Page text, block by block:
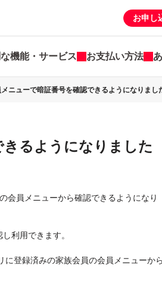
お申し
機能・サービス お支払い方法
ニューで暗証番号を確認できるようになりまし
るようになりました
会員メニューから確認できるようになり
利用できます。
登録済みの家族会員の会員メニューから